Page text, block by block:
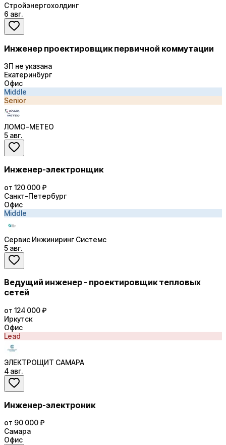
Стройэнергохолдинг
6 авг.
Инженер проектировщик первичной коммутации
ЗП не указана
Екатеринбург
Офис
Middle
Senior
ЛОМО-МЕТЕО
5 авг.
Инженер-электронщик
от 120 000 ₽
Санкт-Петербург
Офис
Middle
Сервис Инжиниринг Системс
5 авг.
Ведущий инженер - проектировщик тепловых
сетей
от 124 000 ₽
Иркутск
Офис
Lead
ЭЛЕКТРОЩИТ САМАРА
4 авг.
Инженер-электроник
от 90 000 ₽
Самара
Офис